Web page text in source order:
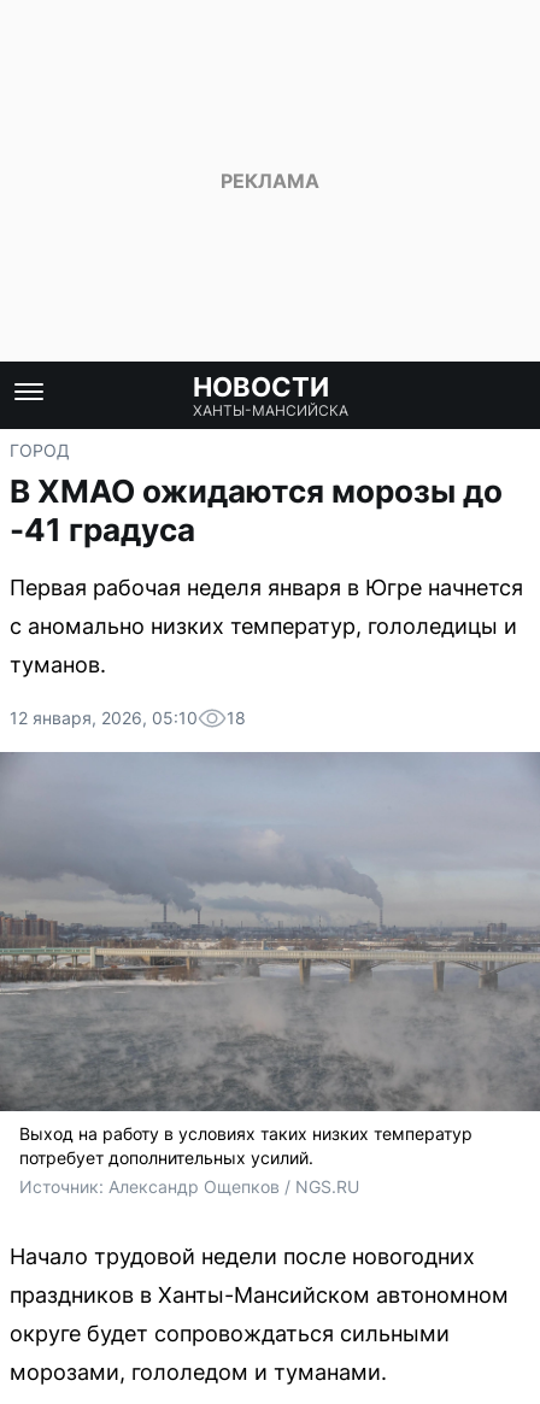
НОВОСТИ
ХАНТЫ-МАНСИЙСКА
ГОРОД
В ХМАО ожидаются морозы до
-41 градуса
Первая рабочая неделя января в Югре начнется
с аномально низких температур, гололедицы и
туманов.
12 января, 2026, 05:10 18
Выход на работу в условиях таких низких температур
потребует дополнительных усилий.
Источник: Александр Ощепков / NGS.RU
Начало трудовой недели после новогодних
праздников в Ханты-Мансийском автономном
округе будет сопровождаться сильными
морозами, гололедом и туманами.